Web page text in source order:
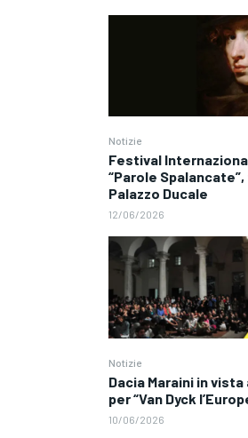
Notizie
Festival
“Parole
Palazzo Ducale
12/06/2026
Notizie
Dacia Maraini in vista
per “Van Dyck
10/06/2026